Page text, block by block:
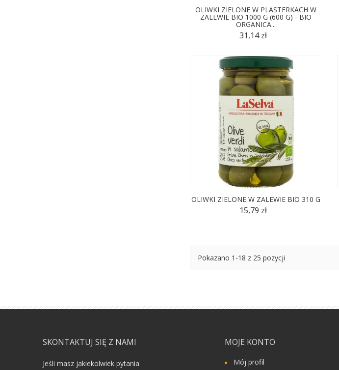
OLIWKI ZIELONE W PLASTERKACH W
ZALEWIE BIO 1000 G (600 G) - BIO
ORGANICA...
31,14 zł
OLIWKI ZIELONE W ZALEWIE BIO 310 G
15,79 zł
Pokazano 1-18 z 25 pozycji
SKONTAKTUJ SIĘ Z NAMI
Jeśli masz jakiekolwiek pytania
MOJE KONTO
Mój profil